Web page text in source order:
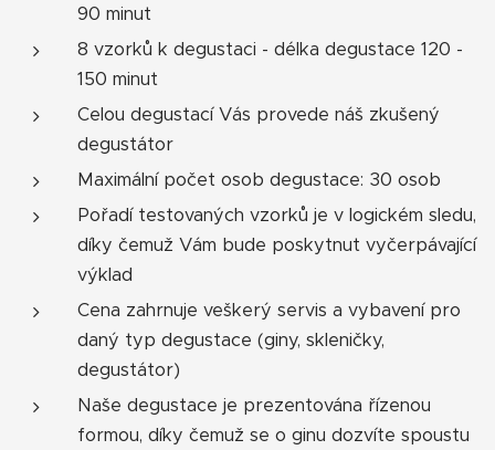
90 minut
8 vzorků k degustaci - délka degustace 120 -
150 minut
Celou degustací Vás provede náš zkušený
degustátor
Maximální počet osob degustace: 30 osob
Pořadí testovaných vzorků je v logickém sledu,
díky čemuž Vám bude poskytnut vyčerpávající
výklad
Cena zahrnuje veškerý servis a vybavení pro
daný typ degustace (giny, skleničky,
degustátor)
Naše degustace je prezentována řízenou
formou, díky čemuž se o ginu dozvíte spoustu